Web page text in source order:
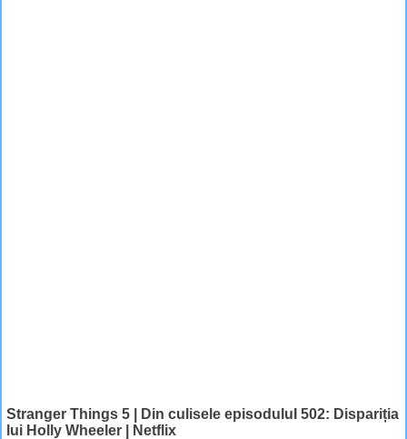
Stranger Things 5 | Din culisele episoduluI 502: Dispariția
lui Holly Wheeler | Netflix